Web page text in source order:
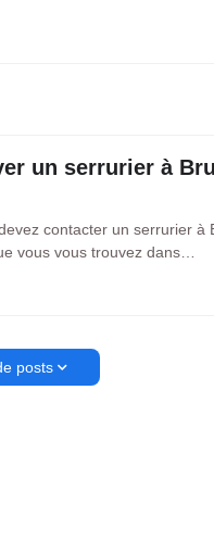
un serrurier à
contacter un serrurier à
vous vous trouvez dans…
posts